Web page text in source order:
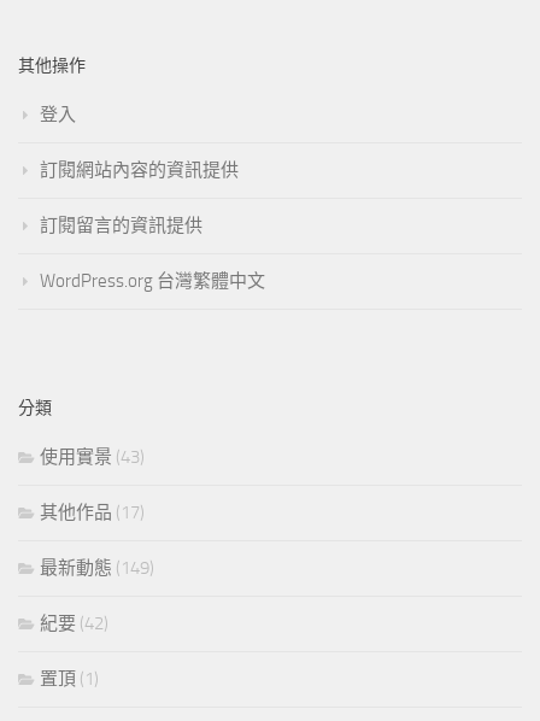
其他操作
登入
訂閱網站內容的資訊提供
訂閱留言的資訊提供
WordPress.org 台灣繁體中文
分類
使用實景 (43)
其他作品 (17)
最新動態 (149)
紀要 (42)
置頂 (1)